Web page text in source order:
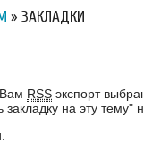
» ЗАКЛАДКИ
RSS экспорт
на эту тему"